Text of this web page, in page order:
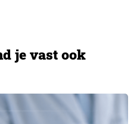
je vast ook